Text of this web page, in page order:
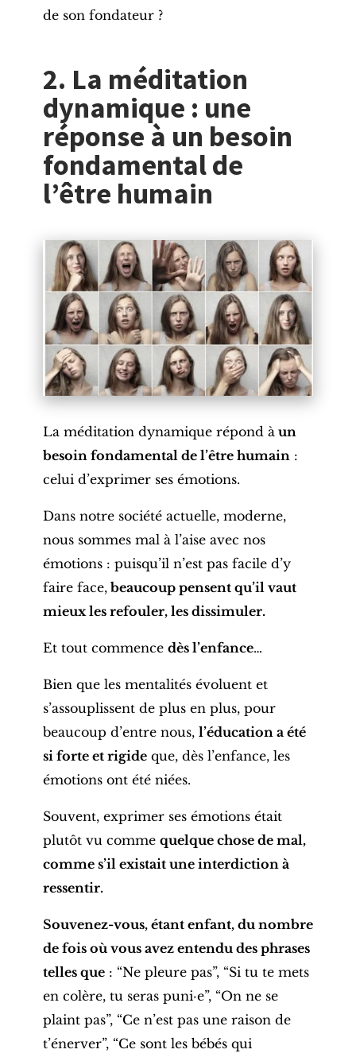
de son fondateur ?
2. La méditation
dynamique : une
réponse à un besoin
fondamental de
l’être humain
La méditation dynamique répond àun
besoin fondamental de l’être humain:
celui d’exprimer ses émotions.
Dans notre société actuelle, moderne,
nous sommes mal à l’aise avec nos
émotions : puisqu’il n’est pas facile d’y
faire face,beaucoup pensent qu’il vaut
mieux les refouler, les dissimuler.
Et tout commence dès l’enfance…
Bien que les mentalités évoluent et
s’assouplissent de plus en plus, pour
beaucoup d’entre nous, l’éducation a été
si forte et rigideque, dès l’enfance, les
émotions ont été niées.
Souvent, exprimer ses émotions était
plutôt vu comme quelque chose de mal,
comme s’il existait une interdiction à
ressentir.
Souvenez-vous, étant enfant, du nombre
de fois où vous avez entendu des phrases
telles que: “Ne pleure pas”, “Si tu te mets
en colère, tu seras puni·e”, “On ne se
plaint pas”, “Ce n’est pas une raison de
t’énerver”, “Ce sont les bébés qui